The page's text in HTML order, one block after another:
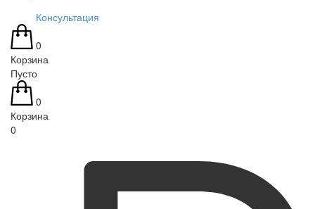
Консультация
0
Корзина
Пусто
0
Корзина
0